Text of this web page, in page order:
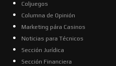
Coljuegos
Columna de Opinión
Marketing pára Casinos
Noticias para Técnicos
Sección Jurídica
Sección Financiera